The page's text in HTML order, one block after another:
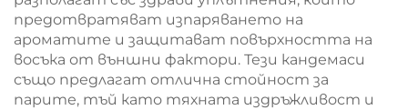
предотвратяват изпаряването на
ароматите и защитават повърхността на
восъка от външни фактори. Тези кандемаси
също предлагат отлична стойност за
парите, тъй като тяхната издръжливост и